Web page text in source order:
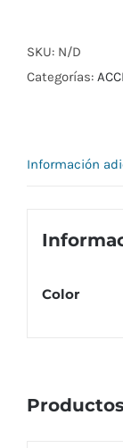
SILICONA
ARENA
SKU: N/D
Categorías:
Información
Color